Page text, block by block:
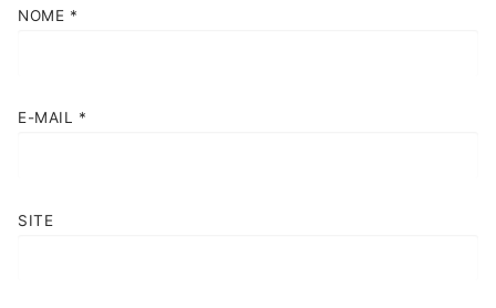
NOME *
E-MAIL *
SITE